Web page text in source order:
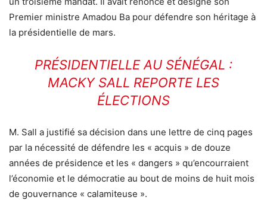
Premier ministre Amadou Ba pour défendre son héritage à
la présidentielle de mars.
PRÉSIDENTIELLE AU SÉNÉGAL :
MACKY SALL REPORTE LES
ÉLECTIONS
M. Sall a justifié sa décision dans une lettre de cinq pages
par la nécessité de défendre les « acquis » de douze
années de présidence et les « dangers » qu’encourraient
l’économie et le démocratie au bout de moins de huit mois
de gouvernance « calamiteuse ».